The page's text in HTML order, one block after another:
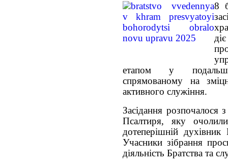
8
етапом у
спрямованому на
активного служіння.
Засідання розпочалося
Псалтиря, яку
дотеперішній
Учасники зібрання
діяльність Братства та